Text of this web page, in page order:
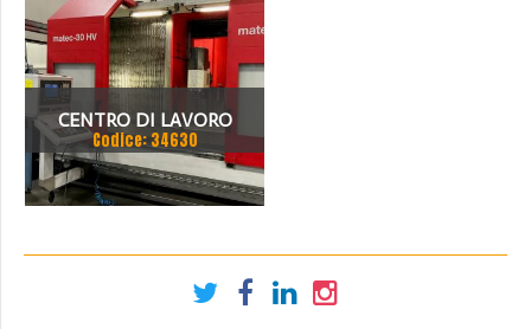
CENTRO DI LAVORO
MATEC 30 HV
Codice: 34630